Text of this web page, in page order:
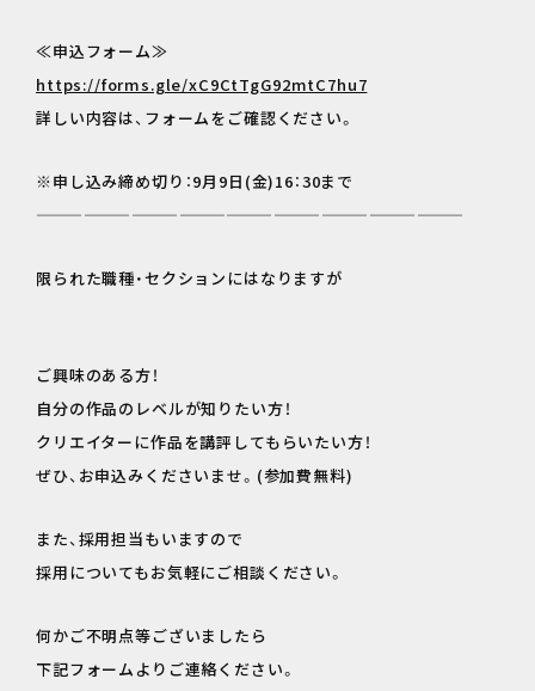
≪申込フォーム≫
https://forms.gle/xC9CtTgG92mtC7hu7
詳しい内容は、フォームをご確認ください。
※申し込み締め切り：9月9日(金)16：30まで
———————————————————————————
限られた職種・セクションにはなりますが
ご興味のある方！
自分の作品のレベルが知りたい方！
クリエイターに作品を講評してもらいたい方！
ぜひ、お申込みくださいませ。(参加費無料)
また、採用担当もいますので
採用についてもお気軽にご相談ください。
何かご不明点等ございましたら
下記フォームよりご連絡ください。